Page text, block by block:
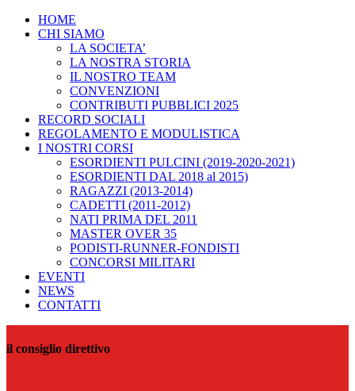
HOME
CHI SIAMO
LA SOCIETA’
LA NOSTRA STORIA
IL NOSTRO TEAM
CONVENZIONI
CONTRIBUTI PUBBLICI 2025
RECORD SOCIALI
REGOLAMENTO E MODULISTICA
I NOSTRI CORSI
ESORDIENTI PULCINI (2019-2020-2021)
ESORDIENTI DAL 2018 al 2015)
RAGAZZI (2013-2014)
CADETTI (2011-2012)
NATI PRIMA DEL 2011
MASTER OVER 35
PODISTI-RUNNER-FONDISTI
CONCORSI MILITARI
EVENTI
NEWS
CONTATTI
il consiglio direttivo